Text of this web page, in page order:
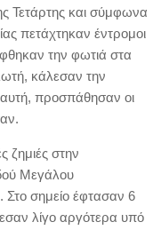
Τετάρτης και σύμφωνα
πετάχτηκαν έντρομοι
την φωτιά στα
κάλεσαν την
προσπάθησαν οι
ζημιές στην
Μεγάλου
σημείο έφτασαν 6
λίγο αργότερα υπό